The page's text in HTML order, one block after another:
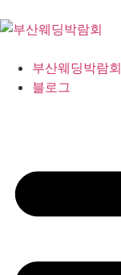
부산웨딩박람회
블로그